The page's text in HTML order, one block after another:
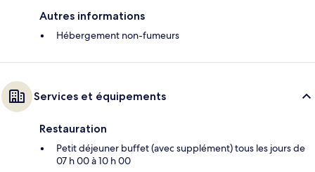
Autres informations
Hébergement non-fumeurs
Services et équipements
Restauration
Petit déjeuner buffet (avec supplément) tous les jours de
07 h 00 à 10 h 00